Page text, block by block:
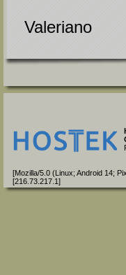
Valeriano
[Mozilla/5.0 (Linux; Android 14;
[216.73.217.1]